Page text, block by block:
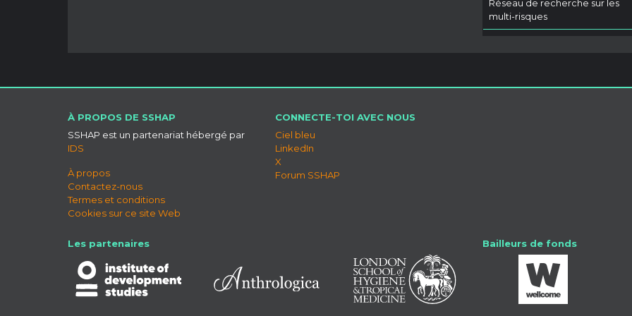
Réseau de recherche sur les
multi-risques
À PROPOS DE SSHAP
SSHAP est un partenariat hébergé par
IDS
À propos
Contactez-nous
Termes et conditions
Cookies sur ce site Web
CONNECTE-TOI AVEC NOUS
Ciel bleu
LinkedIn
X
Forum SSHAP
Les partenaires Bailleurs de fonds